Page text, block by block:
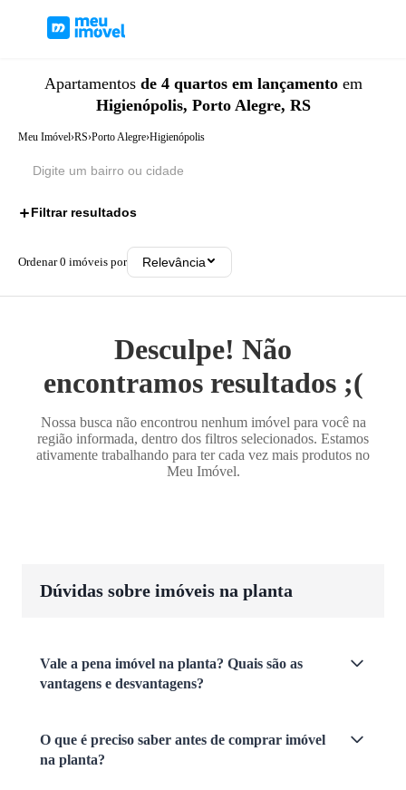
Apartamentos de 4 quartos em lançamento em
Higienópolis, Porto Alegre, RS
Meu Imóvel›RS›Porto Alegre›Higienópolis
Filtrar resultados
Ordenar0 imóveis por Relevância
Desculpe! Não
encontramos resultados ;(
Nossa busca não encontrou nenhum imóvel para você na
região informada, dentro dos filtros selecionados. Estamos
ativamente trabalhando para ter cada vez mais produtos no
Meu Imóvel.
Dúvidas sobre imóveis na planta
Vale a pena imóvel na planta? Quais são as
vantagens e desvantagens?
O que é preciso saber antes de comprar imóvel
na planta?